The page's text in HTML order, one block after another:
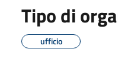
Tipo di
ufficio